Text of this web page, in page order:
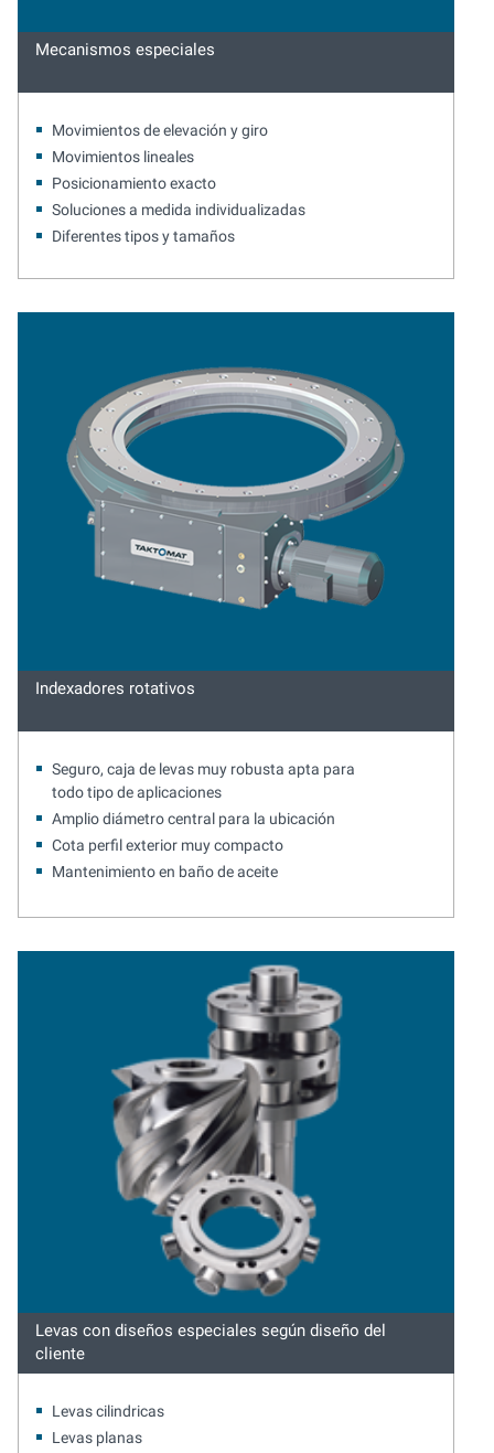
Mecanismos especiales
Movimientos de elevación y giro
Movimientos lineales
Posicionamiento exacto
Soluciones a medida individualizadas
Diferentes tipos y tamaños
Indexadores rotativos
Seguro, caja de levas muy robusta apta para
todo tipo de aplicaciones
Amplio diámetro central para la ubicación
Cota perfil exterior muy compacto
Mantenimiento en baño de aceite
Levas con diseños especiales según diseño del
cliente
Levas cilindricas
Levas planas